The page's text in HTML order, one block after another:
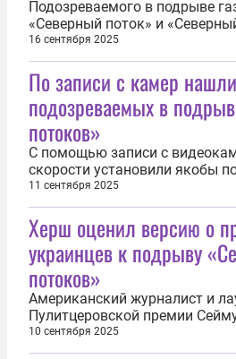
Подозреваемого в подрыве
«Северный поток» и
украинца Сергея Кузнецова
Германию по решению
этом 16 сентября сообщило
Кузнецова заявила, что он
Кассационный суд — высшую
инстанцию...
16 сентября 2025
По записи с камер
подозреваемых в
потоков»
С помощью записи с
скорости установили якобы
подрыве газопроводов
этом 10 сентября сообщила
The Telegraph. «Диверсанты…
подозревавшего таксиста,
Германию. Таксист случайно
11 сентября 2025
Херш оценил версию о
украинцев к подрыву
потоков»
Американский журналист и
Пулитцеровской премии
прокомментировал версию о
в Италии украинца Сергея
10 сентября 2025